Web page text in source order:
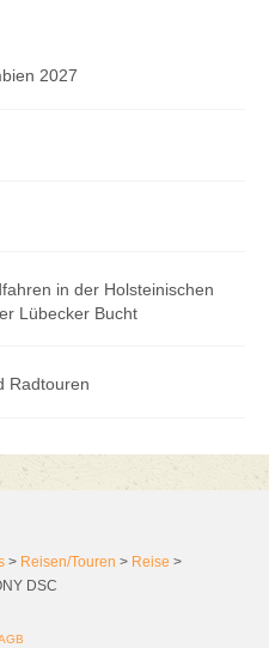
2027
in der Holsteinischen
Lübecker Bucht
Radtouren
> Reisen/Touren > Reise >
DSC